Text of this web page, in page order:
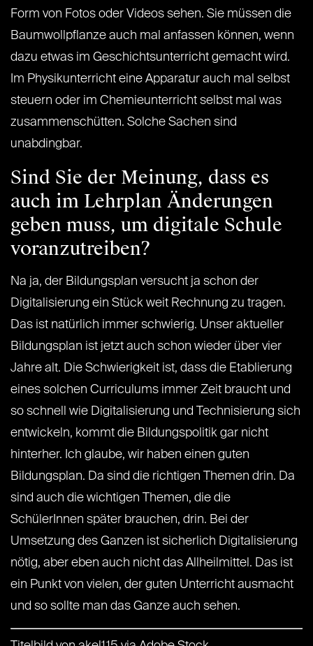
Form von Fotos oder Videos sehen. Sie müssen die
Baumwollpflanze auch mal anfassen können, wenn
dazu etwas im Geschichtsunterricht gemacht wird.
Im Physikunterricht eine Apparatur auch mal selbst
steuern oder im Chemieunterricht selbst mal was
zusammenschütten. Solche Sachen sind
unabdingbar.
Sind Sie der Meinung, dass es
auch im Lehrplan Änderungen
geben muss, um digitale Schule
voranzutreiben?
Na ja, der Bildungsplan versucht ja schon der
Digitalisierung ein Stück weit Rechnung zu tragen.
Das ist natürlich immer schwierig. Unser aktueller
Bildungsplan ist jetzt auch schon wieder über vier
Jahre alt. Die Schwierigkeit ist, dass die Etablierung
eines solchen Curriculums immer Zeit braucht und
so schnell wie Digitalisierung und Technisierung sich
entwickeln, kommt die Bildungspolitik gar nicht
hinterher. Ich glaube, wir haben einen guten
Bildungsplan. Da sind die richtigen Themen drin. Da
sind auch die wichtigen Themen, die die
SchülerInnen später brauchen, drin. Bei der
Umsetzung des Ganzen ist sicherlich Digitalisierung
nötig, aber eben auch nicht das Allheilmittel. Das ist
ein Punkt von vielen, der guten Unterricht ausmacht
und so sollte man das Ganze auch sehen.